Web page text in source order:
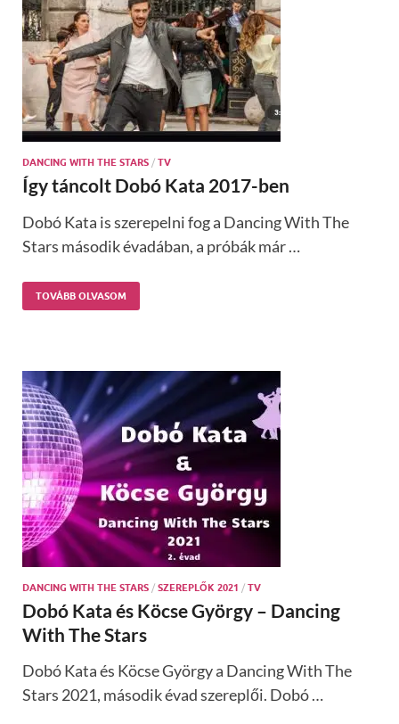
DANCING WITH THE STARS / TV
Így táncolt Dobó Kata 2017-ben
Dobó Kata is szerepelni fog a Dancing With The
Stars második évadában, a próbák már …
TOVÁBB OLVASOM
DANCING WITH THE STARS / SZEREPLŐK 2021 / TV
Dobó Kata és Köcse György – Dancing
With The Stars
Dobó Kata és Köcse György a Dancing With The
Stars 2021, második évad szereplői. Dobó …